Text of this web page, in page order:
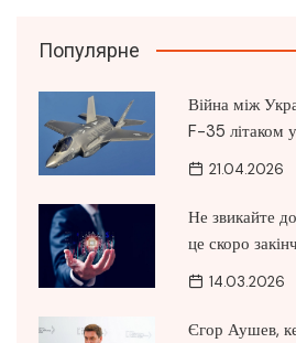
Популярне
Війна між
F-35 літаком
21.04.2026
Не звикайте
це скоро
14.03.2026
Єгор Аушев,